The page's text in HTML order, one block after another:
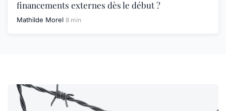
financements externes dès le début ?
Mathilde Morel 8 min